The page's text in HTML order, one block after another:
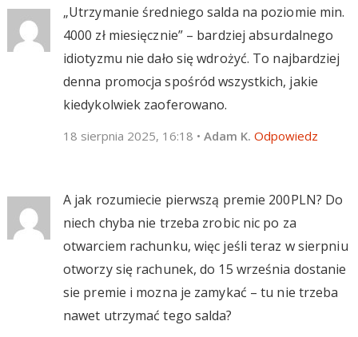
„Utrzymanie średniego salda na poziomie min.
4000 zł miesięcznie” – bardziej absurdalnego
idiotyzmu nie dało się wdrożyć. To najbardziej
denna promocja spośród wszystkich, jakie
kiedykolwiek zaoferowano.
18 sierpnia 2025, 16:18 • Adam K. Odpowiedz
A jak rozumiecie pierwszą premie 200PLN? Do
niech chyba nie trzeba zrobic nic po za
otwarciem rachunku, więc jeśli teraz w sierpniu
otworzy się rachunek, do 15 września dostanie
sie premie i mozna je zamykać – tu nie trzeba
nawet utrzymać tego salda?